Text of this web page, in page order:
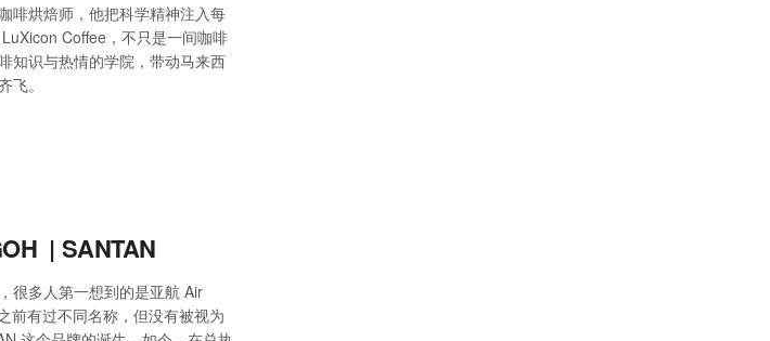
啡烘焙师，他把科学精神注入每
Coffee，不只是一间咖啡
知识与热情的学院，带动马来西
飞。
| SANTAN
很多人第一想到的是亚航 Air
前有过不同名称，但没有被视为